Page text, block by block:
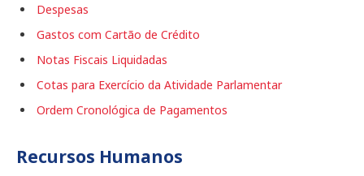
Despesas
Gastos com Cartão de Crédito
Notas Fiscais Liquidadas
Cotas para Exercício da Atividade Parlamentar
Ordem Cronológica de Pagamentos
Recursos Humanos